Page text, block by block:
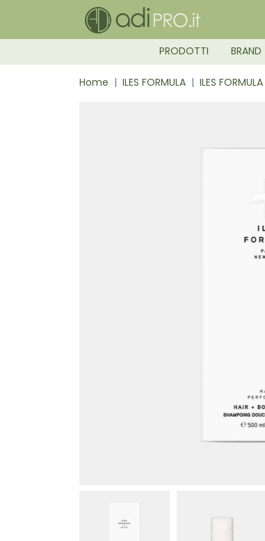
PRODOTTI BRAND
Home ILES FORMULA ILES